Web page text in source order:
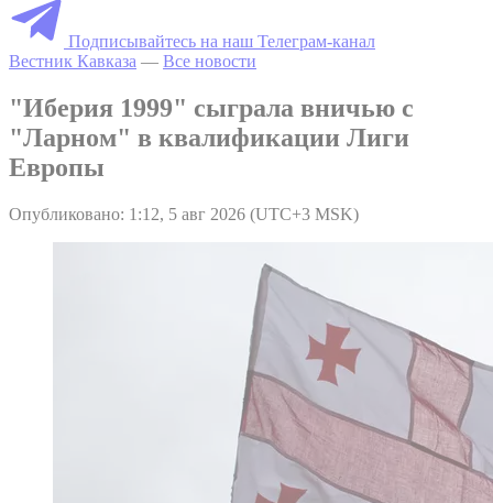
Подписывайтесь на наш Телеграм-канал
Вестник Кавказа — Все новости
"Иберия 1999" сыграла вничью с
"Ларном" в квалификации Лиги
Европы
Опубликовано: 1:12, 5 авг 2026 (UTC+3 MSK)